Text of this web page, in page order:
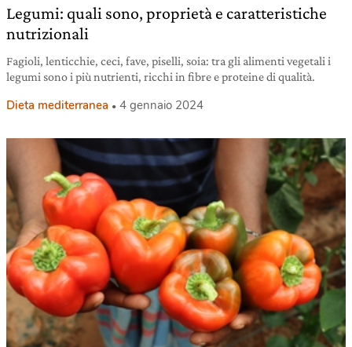
Legumi: quali sono, proprietà e caratteristiche
nutrizionali
Fagioli, lenticchie, ceci, fave, piselli, soia: tra gli alimenti vegetali i
legumi sono i più nutrienti, ricchi in fibre e proteine di qualità.
Dieta mediterranea 4 gennaio 2024